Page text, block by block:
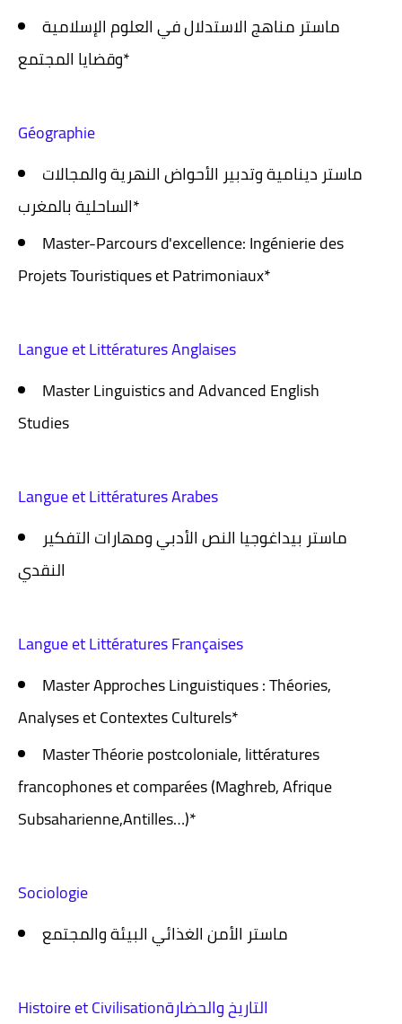
ماستر مناهج الاستدلال في العلوم الإسلامية
وقضايا المجتمع*
Géographie
ماستر دينامية وتدبير الأحواض النهرية والمجالات
الساحلية بالمغرب*
Master-Parcours d'excellence: Ingénierie des
Projets Touristiques et Patrimoniaux*
Langue et Littératures Anglaises
Master Linguistics and Advanced English
Studies
Langue et Littératures Arabes
ماستر بيداغوجيا النص الأدبي ومهارات التفكير
النقدي
Langue et Littératures Françaises
Master Approches Linguistiques : Théories,
Analyses et Contextes Culturels*
Master Théorie postcoloniale, littératures
francophones et comparées (Maghreb, Afrique
Subsaharienne,Antilles…)*
Sociologie
ماستر الأمن الغذائي البيئة والمجتمع
Histoire et Civilisationالتاريخ والحضارة